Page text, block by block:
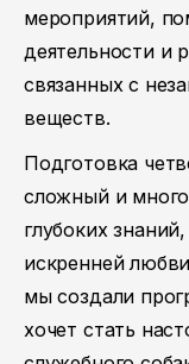
мероприятий,
деятельности и
связанных с
веществ.
Подготовка
сложный и
глубоких
искренней
мы создали
хочет стать